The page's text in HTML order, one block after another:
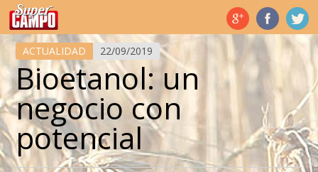
Temas de hoy
ACTUALIDAD 22/09/2019
Bioetanol: un
negocio con
potencial